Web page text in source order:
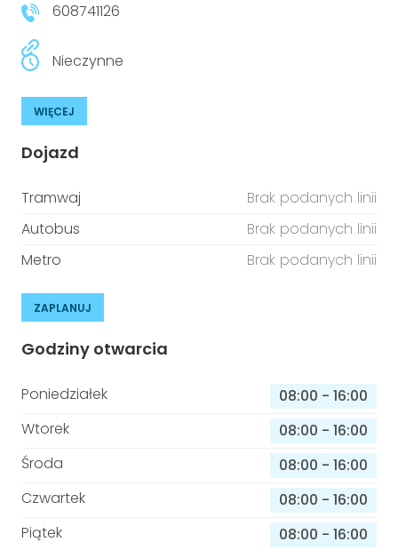
608741126
Nieczynne
WIĘCEJ
Dojazd
Tramwaj
Brak podanych linii
Autobus
Brak podanych linii
Metro
Brak podanych linii
ZAPLANUJ
Godziny otwarcia
Poniedziałek 08:00 - 16:00
Wtorek
08:00 - 16:00
Środa
08:00 - 16:00
Czwartek
08:00 - 16:00
Piątek
08:00 - 16:00